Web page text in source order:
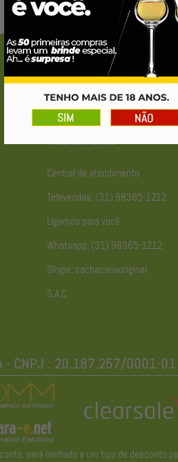
Atendimento
Central de atendimento
Televendas: (31) 98365-1212
Ligamos para você
Whatsapp: (31) 98365-1212
Skype: cachacariaoriginal
S.A.C
será limitado a um tipo de desconto